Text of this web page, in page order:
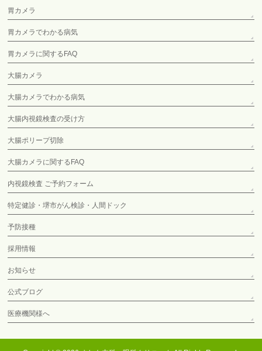
胃カメラ
胃カメラでわかる病気
胃カメラに関するFAQ
大腸カメラ
大腸カメラでわかる病気
大腸内視鏡検査の受け方
大腸ポリープ切除
大腸カメラに関するFAQ
内視鏡検査 ご予約フォーム
特定健診・堺市がん検診・人間ドック
予防接種
採用情報
お知らせ
公式ブログ
医療機関様へ